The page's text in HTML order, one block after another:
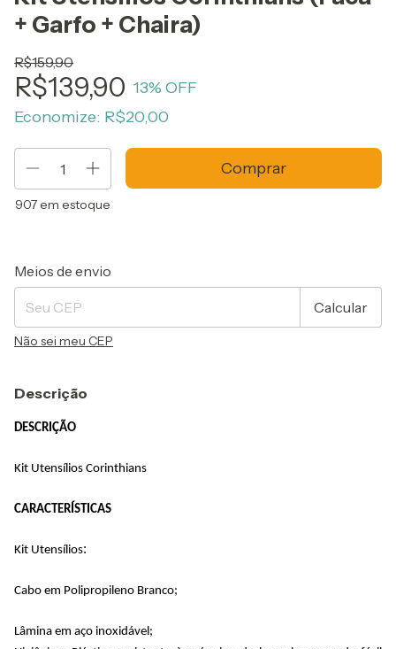
+ Garfo + Chaira)
R$159,90
R$139,90 13% OFF
Economize: R$20,00
907em estoque
Entregas para o CEP:
Meios de envio
Calcular
Não sei meu CEP
Descrição
DESCRIÇÃO
Kit Utensílios Corinthians
CARACTERÍSTICAS
Kit Utensílios:
Cabo em Polipropileno Branco;
Lâmina em aço inoxidável;